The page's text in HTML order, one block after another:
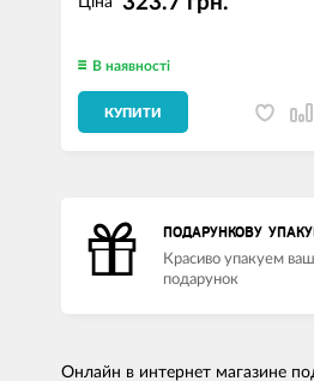
В наявності
КУПИТИ
ПОДАРУНКОВУ
Красиво упакуем ваш
подарунок
Онлайн в интернет магазине